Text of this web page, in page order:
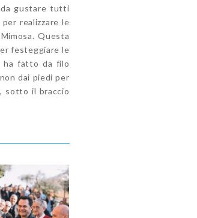
da gustare tutti
realizzare le
Questa
festeggiare le
ha fatto da filo
dai piedi per
sotto il braccio